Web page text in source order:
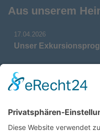
Aus unserem
17.04.2026
Unser
17.04.2026
Verdienstmedaille für
Das war: Munition im